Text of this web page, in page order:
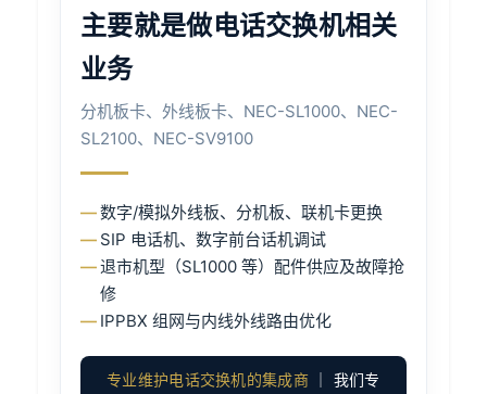
主要就是做电话交换机相关
业务
分机板卡、外线板卡、NEC-SL1000、NEC-
SL2100、NEC-SV9100
数字/模拟外线板、分机板、联机卡更换
SIP 电话机、数字前台话机调试
退市机型（SL1000 等）配件供应及故障抢
修
IPPBX 组网与内线外线路由优化
专业维护电话交换机的集成商｜ 我们专